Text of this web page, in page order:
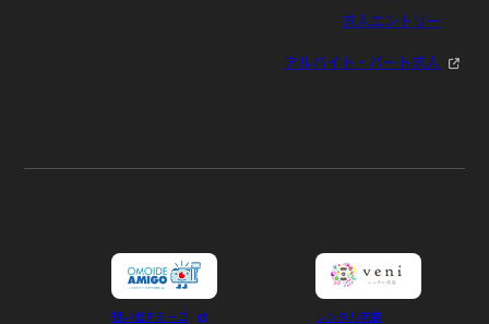
求人エントリー
アルバイト・パート求人
想い出アミーゴ
レンタル琉装